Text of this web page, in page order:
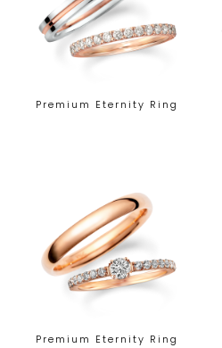
Premium Eternity Ring
Premium Eternity Ring